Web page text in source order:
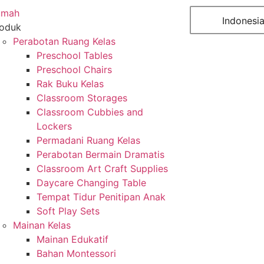
Perabotan Ruang Kelas
Preschool Tables
Preschool Chairs
Rak Buku Kelas
Classroom Storages
Classroom Cubbies and
Lockers
Permadani Ruang Kelas
Perabotan Bermain Dramatis
Classroom Art Craft Supplies
Daycare Changing Table
Tempat Tidur Penitipan Anak
Soft Play Sets
Mainan Kelas
Mainan Edukatif
Bahan Montessori